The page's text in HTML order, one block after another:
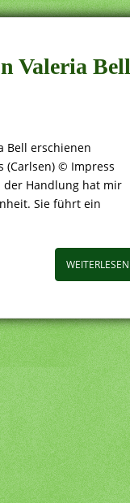
Valeria Bell
Bell erschienen
(Carlsen) © Impress
der Handlung hat mir
Sie führt ein
WEITERLESEN